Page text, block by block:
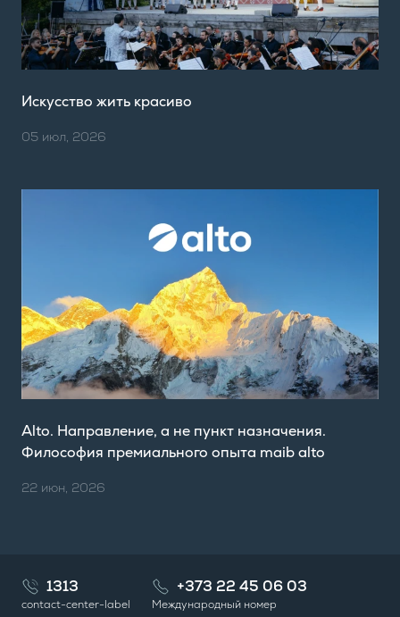
Искусство жить красиво
05 июл, 2026
Alto. Направление, а не пункт назначения.
Философия премиального опыта maib alto
22 июн, 2026
1313
contact-center-label
+373 22 45 06 03
Международный номер